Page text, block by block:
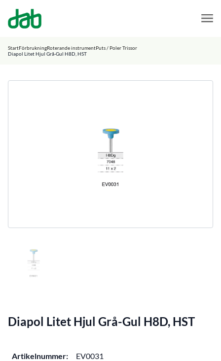
DAB Dental
StartFörbrukningRoterande instrumentPuts / Poler Trissor
Diapol Litet Hjul Grå-Gul H8D, HST
Diapol Litet Hjul Grå-Gul H8D, HST
Artikelnummer: EV0031